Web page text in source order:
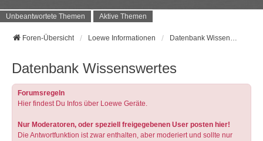
Unbeantwortete Themen Aktive Themen
Foren-Übersicht Loewe Informationen Datenbank Wissenswertes
Datenbank Wissenswertes
Forumsregeln
Hier findest Du Infos über Loewe Geräte.
Nur Moderatoren, oder speziell freigegebenen User posten hier!
Die Antwortfunktion ist zwar enthalten, aber moderiert und sollte nur